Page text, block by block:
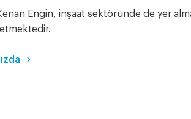
Engin, inşaat sektöründe de yer